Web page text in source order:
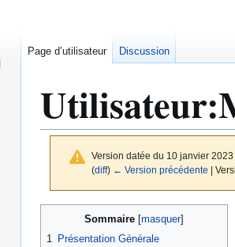
Utilisateur:
Version datée du 10 janvier
(diff) ← Version précédente |
Sommaire
1
Présentation Générale
Page d’utilisateur Discussion